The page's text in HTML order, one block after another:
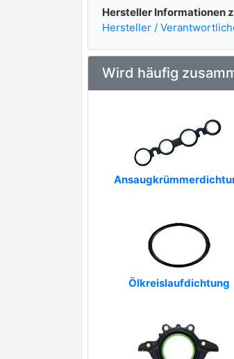
Hersteller Informationen
Hersteller /
Wird häufig
Ölkreislaufdichtung